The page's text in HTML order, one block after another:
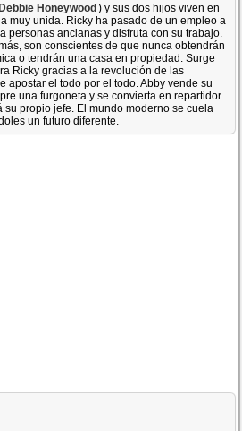
Honeywood) y sus dos hijos viven en
muy unida. Ricky ha pasado de un empleo a
personas ancianas y disfruta con su trabajo.
son conscientes de que nunca obtendrán
o tendrán una casa en propiedad. Surge
Ricky gracias a la revolución de las
apostar el todo por el todo. Abby vende su
una furgoneta y se convierta en repartidor
su propio jefe. El mundo moderno se cuela
un futuro diferente.